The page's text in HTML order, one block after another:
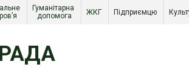
Гуманітарна
допомога
ЖКГ Підприємцю